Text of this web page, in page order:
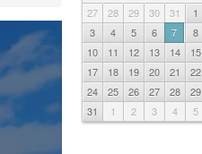
27 28 29 30 31 1
3
4 5 6 7 8
10
11 12 13 14 15
17
18 19 20 21 22
24
25 26 27 28 29
31
1 2 3 4 5